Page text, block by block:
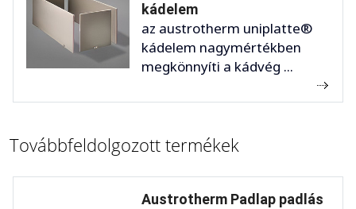
kádelem
az austrotherm uniplatte®
kádelem nagymértékben
megkönnyíti a kádvég ...
Továbbfeldolgozott termékek
Austrotherm Padlap padlás